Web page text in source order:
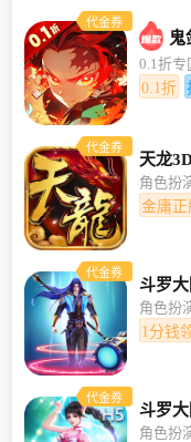
代金券
0.1折专
0.1折
代金券
天龙
角色扮
金庸正
代金券
斗罗
角色扮
1分钱
代金券
斗罗
角色扮